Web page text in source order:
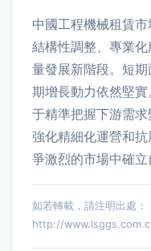
中國工程機械租賃
結構性調整、專業
量發展新階段。短
期增長動力依然堅
于精準把握下游需求
強化精細化運營和
爭激烈的市場中確立
如若轉載，請注明出處：
http://